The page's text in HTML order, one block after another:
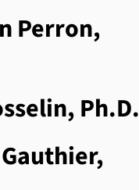
Perron,
Ph.D.